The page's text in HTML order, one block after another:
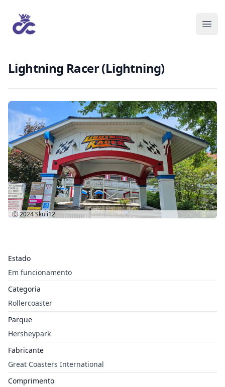
Lightning Racer (Lightning)
Estado
Em funcionamento
Categoria
Rollercoaster
Parque
Hersheypark
Fabricante
Great Coasters International
Comprimento
Ⓒ 2024Skuli12